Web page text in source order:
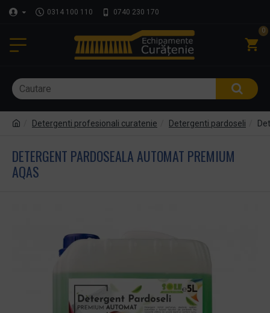
0314 100 110 0740 230 170
0
Detergenti profesionali curatenie Detergenti pardoseli
DETERGENT PARDOSEALA AUTOMAT PREMIUM
AQAS